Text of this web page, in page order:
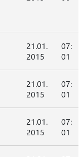
21.01.
2015
07:
01
21.01.
2015
07:
01
21.01.
2015
07:
01